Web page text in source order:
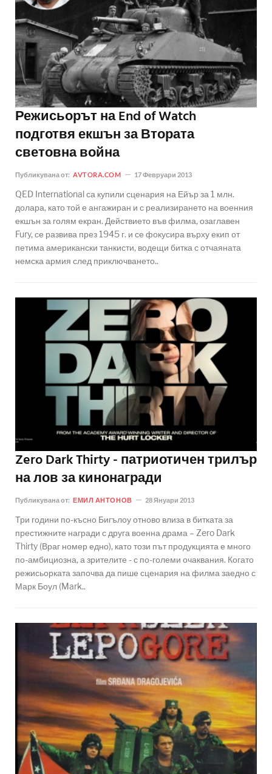
Режисьорът на End of Watch
подготвя екшън за Втората
световна война
Публикувана от: AVTORA.COM 17 Февруари 2013
QED International са купили сценария на Ейър за 1 млн.
долара, като той е ангажиран и с реализирането на военния
екшън за голям екран. Действието във филма, озаглавен
Fury, се развива през 1945 г. и се фокусира върху екип от
петима американски танкисти, водещи битка с отчаяната
немска армия след приключването..
Zero Dark Thirty - патриотичен трилър
на лов за кинонагради
Публикувана от: ЕМИЛ АНТОНОВ 28 Януари 2013
Три години по-късно Бигълоу отново влиза в битката за
престижните награди с друга военна драма – Zero Dark
Thirty (Враг номер едно), като този път продукцията е много
по-амбициозна, а зрителите - с по-големи очаквания. Когато
режисьорката започва да пише сценария на филма заедно с
Марк Боул (Mark..